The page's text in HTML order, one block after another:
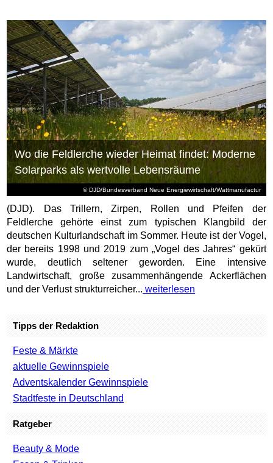
© DJD/Bundesverband Neue Energiewirtschaft/Wattmanufactur
Wo die Feldlerche wieder Heimat findet: Moderne
Solarparks als wertvolle Lebensräume
(DJD). Das Trillern, Zirpen, Rollen und Pfeifen der
Feldlerche gehörte einst zum typischen Klangbild der
deutschen Kulturlandschaft im Sommer. Heute ist der Vogel,
der bereits 1998 und 2019 zum „Vogel des Jahres“ gekürt
wurde, deutlich seltener geworden. Eine intensive
Landwirtschaft, große zusammenhängende Ackerflächen
und der Verlust strukturreicher... weiterlesen
Tipps der Redaktion
Feste & Märkte
aktuelle Gewinnspiele
Adventskalender Gewinnspiele
Stadtfeste in Deutschland
Ratgeber
Beauty & Mode